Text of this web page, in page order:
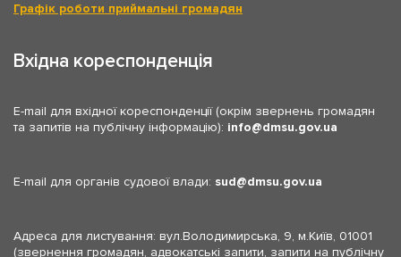
Графік роботи приймальні громадян
Вхідна кореспонденція
E-mail для вхідної кореспонденції (окрім звернень громадян
та запитів на публічну інформацію): info dmsu.gov.ua
E-mail для органів судової влади: sud dmsu.gov.ua
Адреса для листування: вул.Володимирська, 9, м.Київ, 01001
(звернення громадян, адвокатські запити, запити на публічну